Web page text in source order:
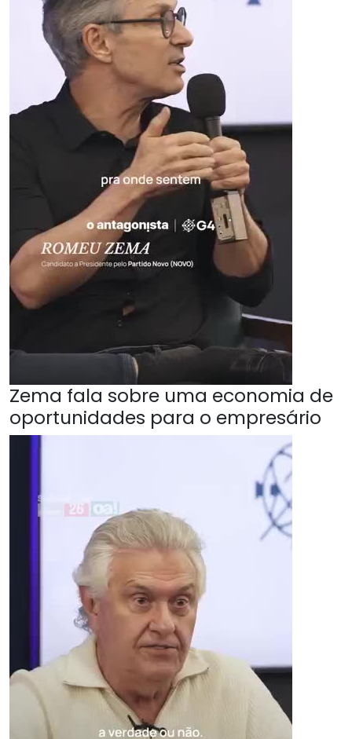
Zema fala sobre uma economia de
oportunidades para o empresário